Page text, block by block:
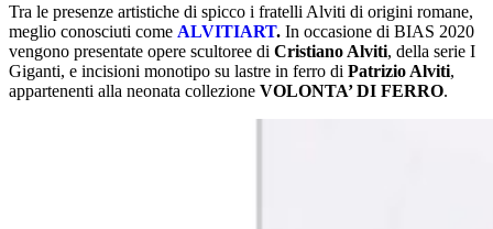
Tra le presenze artistiche di spicco i fratelli Alviti di origini romane,
meglio conosciuti come ALVITIART. In occasione di BIAS 2020
vengono presentate opere scultoree di Cristiano Alviti, della serie I
Giganti, e incisioni monotipo su lastre in ferro di Patrizio Alviti,
appartenenti alla neonata collezione VOLONTA’ DI FERRO.